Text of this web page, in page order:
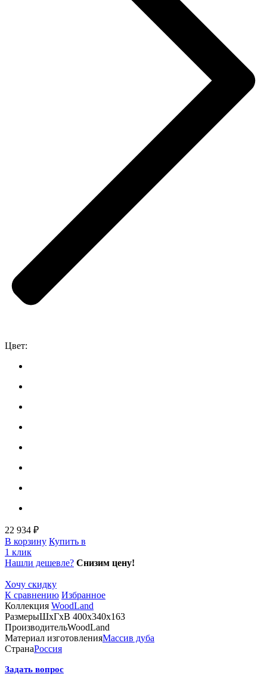
Цвет:
22 934 ₽
В корзину Купить в
1 клик
Нашли дешевле? Снизим цену!
Хочу скидку
К сравнению Избранное
Коллекция WoodLand
РазмерыШхГхВ 400х340х163
ПроизводительWoodLand
Материал изготовленияМассив дуба
СтранаРоссия
Задать вопрос